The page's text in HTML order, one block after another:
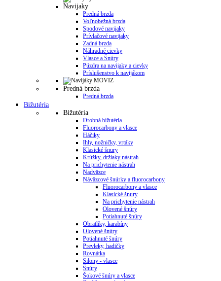
Navijaky
Predná brzda
Voľnobežná brzda
Spodové navijaky
Prívlačové navijaky
Zadná brzda
Náhradné cievky
Vlasce a Šnúry
Púzdra na navijaky a cievky
Príslušenstvo k navijákom
Predná brzda
Predná brzda
Bižutéria
Bižutéria
Drobná bižutéria
Fluorocarbony a vlasce
Háčiky
Ihly, nožničky, vrtáky
Klasické šnury
Krúžky, držiaky nástrah
Na prichytenie nástrah
Nadväzce
Náväzcové šnúrky a fluorocarbony
Fluorocarbony a vlasce
Klasické šnury
Na prichytenie nástrah
Olovené šnúry
Potiahnuté šnúry
Obratlíky, karabíny
Olovené šnúry
Potiahnuté šnúry
Prevleky, hadičky
Rovnátka
Silony - vlasce
Šnúry
Šokové šnúry a vlasce